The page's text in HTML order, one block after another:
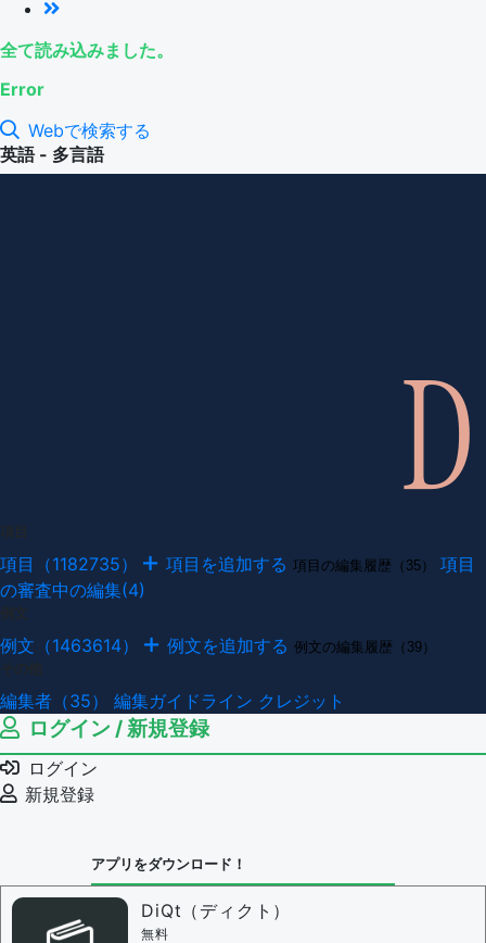
全て読み込みました。
Error
Webで検索する
英語 - 多言語
項目（1182735） 項目を追加する 項目の編集履歴（35）
項目
の審査中の編集(4)
例文（1463614） 例文を追加する 例文の編集履歴（39）
編集者（35） 編集ガイドライン クレジット
ログイン / 新規登録
ログイン
新規登録
アプリをダウンロード！
DiQt（ディクト）
無料